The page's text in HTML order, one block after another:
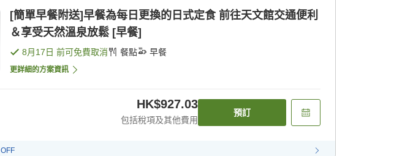
[簡單早餐附送]早餐為每日更換的日式定食 前往天文館交通便利
＆享受天然溫泉放鬆 [早餐]
8月17日 前可免費取消 餐點 早餐
更詳細的方案資訊
HK$927.03
包括稅項及其他費用
預訂
OFF